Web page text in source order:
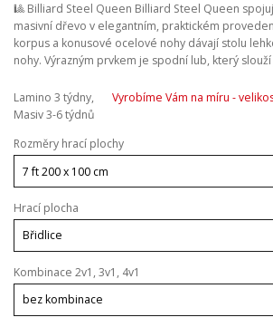
🎱 Billiard Steel Queen Billiard Steel Queen
masivní dřevo v elegantním, praktickém
korpus a konusové ocelové nohy dávají stolu
nohy. Výrazným prvkem je spodní lub, který slouží
Lamino 3 týdny,
Masiv 3-6 týdnů
Vyrobíme Vám na míru -
Rozměry hrací plochy
Hrací plocha
Kombinace 2v1, 3v1, 4v1